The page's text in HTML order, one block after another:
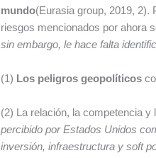
mundo(Eurasia group, 2019, 2).
riesgos mencionados por ahora
sin embargo, le hace falta
(1) Los peligros geopolíticos
(2) La relación, la competencia y
percibido por Estados Unidos
inversión, infraestructura y soft